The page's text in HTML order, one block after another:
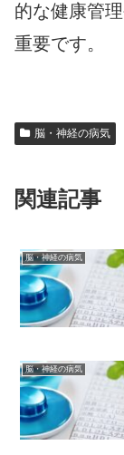
的な健康管
重要です。
脳・神経の病気
関連記事
脳・神経の病気
脳・神経の病気